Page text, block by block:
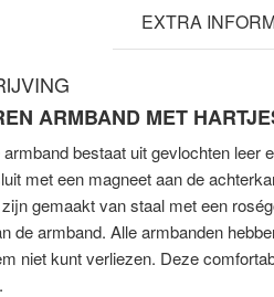
EXTRA
ARMBAND MET
bestaat uit gevlochten leer
met een magneet aan de
gemaakt van staal met een
de armband. Alle armbanden
niet kunt verliezen. Deze